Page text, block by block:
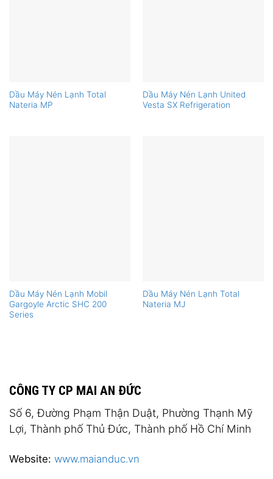
Dầu Máy Nén Lạnh Total
Nateria MP
Dầu Máy Nén Lạnh United
Vesta SX Refrigeration
Dầu Máy Nén Lạnh Mobil
Gargoyle Arctic SHC 200
Series
Dầu Máy Nén Lạnh Total
Nateria MJ
CÔNG TY CP MAI AN ĐỨC
Số 6, Đường Phạm Thận Duật, Phường Thạnh Mỹ
Lợi, Thành phố Thủ Đức, Thành phố Hồ Chí Minh
Website: www.maianduc.vn